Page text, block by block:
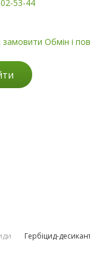
53-44
замовити Обмін і
Гербіцид-